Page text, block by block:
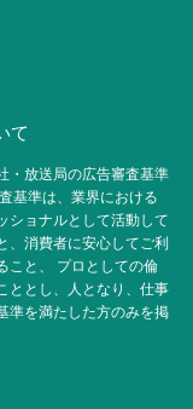
て
・放送局の広告審査基準
基準は、業界における
ショナルとして活動して
、消費者に安心してご利
こと、 プロとしての倫
ととし、人となり、仕事
準を満たした方のみを掲